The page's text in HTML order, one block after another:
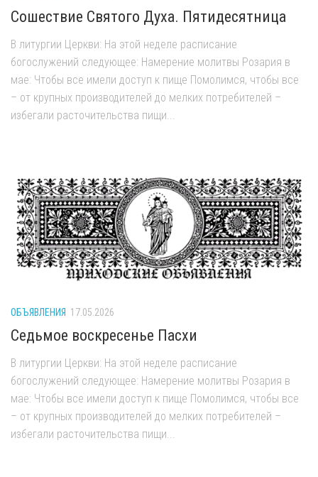
Сошествие Святого Духа. Пятидесятница
В литургии Церкви: На этой неделе расписание
богослужений следующее: Намерение молитвы Розария в
мае: Чтобы все имели доступ к пище Помолимся, чтобы все
– от крупных производителей до мелких потребителей –
избегали расточительства пищи...
ОБЪЯВЛЕНИЯ 17.05.2026
Седьмое воскресенье Пасхи
В литургии Церкви: На этой неделе расписание
богослужений следующее: Намерение молитвы Розария в
мае: Чтобы все имели доступ к пище Помолимся, чтобы все
– от крупных производителей до мелких потребителей –
избегали расточительства пищи...